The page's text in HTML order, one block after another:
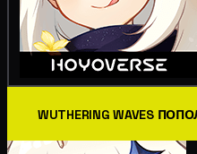
WUTHERING WAVES